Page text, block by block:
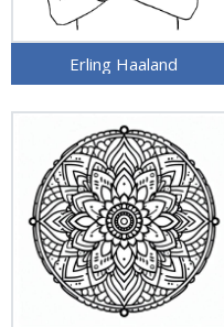
Erling Haaland